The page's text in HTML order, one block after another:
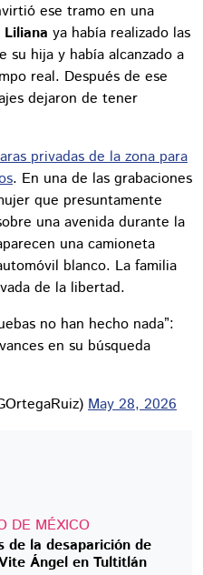
ese tramo en una
Liliana ya había realizado las
su hija y había alcanzado a
real. Después de ese
dejaron de tener
privadas de la zona para
. En una de las grabaciones
que presuntamente
una avenida durante la
una camioneta
blanco. La familia
de la libertad.
no han hecho nada”:
en su búsqueda
May 28, 2026
DE MÉXICO
de la desaparición de
Ángel en Tultitlán